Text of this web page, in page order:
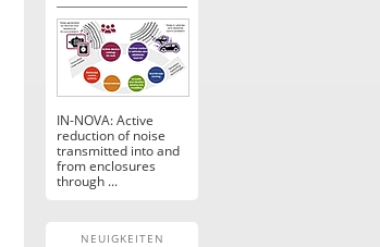
IN-NOVA: Active
reduction of noise
transmitted into and
from enclosures
through ...
NEUIGKEITEN